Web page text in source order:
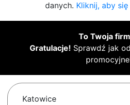
danych. Kliknij, aby
To Twoja
Gratulacje! Sprawdź jak
Katowice